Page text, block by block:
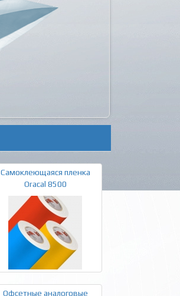
Самоклеющаяся пленка
Oracal 8500
Офсетные аналоговые